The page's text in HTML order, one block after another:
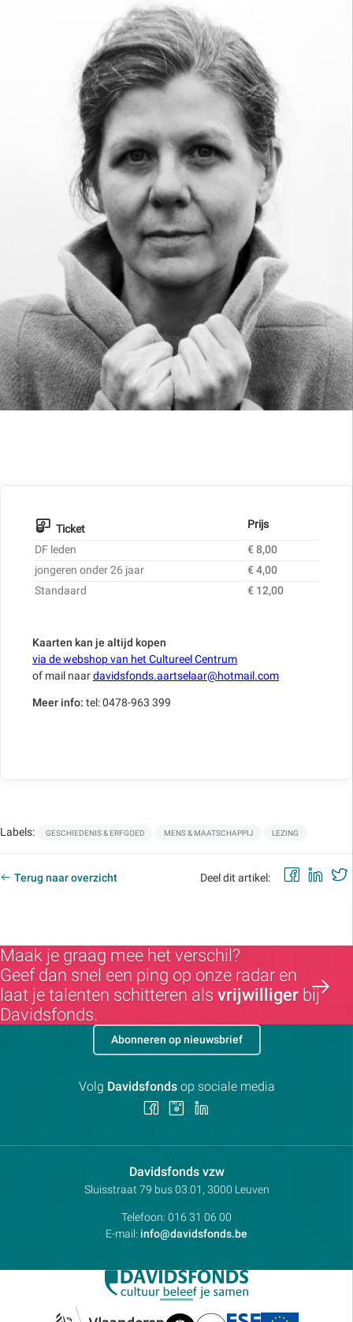
Ticket
Prijs
DF leden
€ 8,00
jongeren onder 26 jaar
€ 4,00
Standaard
€ 12,00
Kaarten kan je altijd kopen
via de webshop van het Cultureel Centrum
of mail naardavidsfonds.aartselaar@hotmail.com
Meer info: tel: 0478-963 399
Labels: GESCHIEDENIS & ERFGOED MENS & MAATSCHAPPIJ LEZING
Terug naar overzicht Deel dit artikel:
Maak je graag mee het verschil?
Geef dan snel een ping op onze radar en
laat je talenten schitteren als vrijwilliger bij
Davidsfonds.
Davidsfonds vzwContactpersoon:
Adres:
Sluisstraat 79 bus 03.01, 3000 Leuven
Telefoon: 016 31 06 00
E-mail: info@davidsfonds.be
Abonneren op nieuwsbrief
Volg Davidsfondsop sociale media
Volg Volg